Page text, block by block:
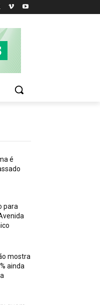
é
para
mostra
ainda